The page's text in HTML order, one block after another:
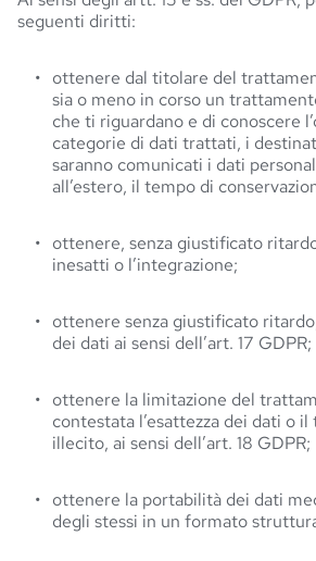
seguenti diritti:
ottenere dal titolare del
sia o meno in corso un
che ti riguardano e di conoscere
categorie di dati trattati, i
saranno comunicati i dati
all’estero, il tempo di
ottenere, senza giustificato
inesatti o l’integrazione;
ottenere senza giustificato
dei dati ai sensi dell’art. 17 GDPR;
ottenere la limitazione del
contestata l’esattezza dei dati o
illecito, ai sensi dell’art. 18 GDPR;
ottenere la portabilità dei dati
degli stessi in un formato